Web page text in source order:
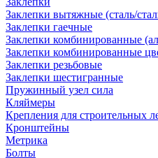
Заклепки вытяжные (сталь/
Заклепки гаечные
Заклепки комбинированные
Заклепки комбинированные
Заклепки резьбовые
Заклепки шестигранные
Пружинный узел сила
Кляймеры
Крепления для строительных
Кронштейны
Метрика
Болты